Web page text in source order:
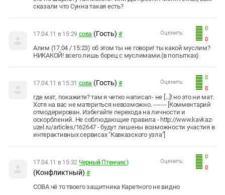
сказали что Сунна такая есть?
0
0
Оценить:
17.04.11 в 15:29 сова (Гость) #
Aлим (17.04 / 15:23) об этом ты не говори! ты какой муслим?
НИКАКОЙ! всего лишь борец с муслимами.(в попытках)
0
0
Оценить:
17.04.11 в 15:31 сова (Гость) #
где мат, покажите? там я четко написал- не [...]! но это ни мат.
Хотя на вас не материться невозможно. ------- [Комментарий
отмодерирован. Избегайте перехода на личности и
оскорблений. Не соблюдающие правила - http://www.kavkaz-
uzel.ru/articles/162647 - будут лишены возможности участия в
интерактивных сервисах "Кавказского узла"]
0
0
Оценить:
17.04.11 в 15:32 Черный Птенчик:)
(Конфликтный) #
СОВА чё то твоего защитника Каретного не видно